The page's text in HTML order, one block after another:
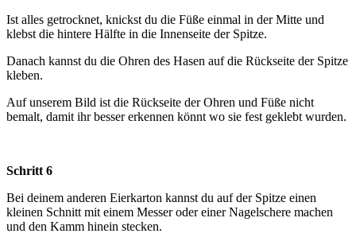
Ist alles getrocknet, knickst du die Füße einmal in der Mitte und
klebst die hintere Hälfte in die Innenseite der Spitze.
Danach kannst du die Ohren des Hasen auf die Rückseite der Spitze
kleben.
Auf unserem Bild ist die Rückseite der Ohren und Füße nicht
bemalt, damit ihr besser erkennen könnt wo sie fest geklebt wurden.
Schritt 6
Bei deinem anderen Eierkarton kannst du auf der Spitze einen
kleinen Schnitt mit einem Messer oder einer Nagelschere machen
und den Kamm hinein stecken.